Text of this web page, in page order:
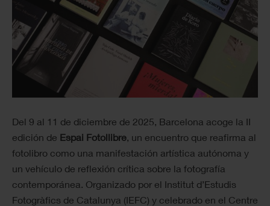
Del 9 al 11 de diciembre de 2025, Barcelona acoge la II
edición de Espai Fotollibre , un encuentro que reafirma al
fotolibro como una manifestación artística autónoma y
un vehículo de reflexión crítica sobre la fotografía
contemporánea. Organizado por el Institut d’Estudis
Fotogràfics de Catalunya (IEFC) y celebrado en el Centre